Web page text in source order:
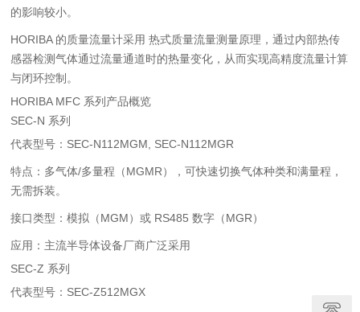
的影响较小。
HORIBA 的质量流量计采用 热式质量流量测量原理，通过内部热传
感器检测气体通过流量通道时的热量变化，从而实现高精度流量计算
与闭环控制。
HORIBA MFC 系列产品概览
SEC-N 系列
代表型号：SEC-N112MGM, SEC-N112MGR
特点：多气体/多量程（MGMR），可快速切换气体种类和满量程，
无需拆装。
接口类型：模拟（MGM）或 RS485 数字（MGR）
应用：主流半导体设备厂商广泛采用
SEC-Z 系列
代表型号：SEC-Z512MGX